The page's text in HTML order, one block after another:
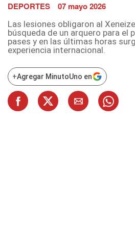
DEPORTES 07 mayo 2026
Las lesiones obligaron al
búsqueda de un arquero para el
pases y en las últimas horas
experiencia internacional.
+Agregar MinutoUno en